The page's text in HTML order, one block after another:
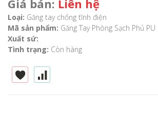
Giá bán: Liên hệ
Loại: Găng tay chống tĩnh điện
Mã sản phẩm: Găng Tay Phòng Sạch Phủ PU
Xuất sứ:
Tình trạng: Còn hàng